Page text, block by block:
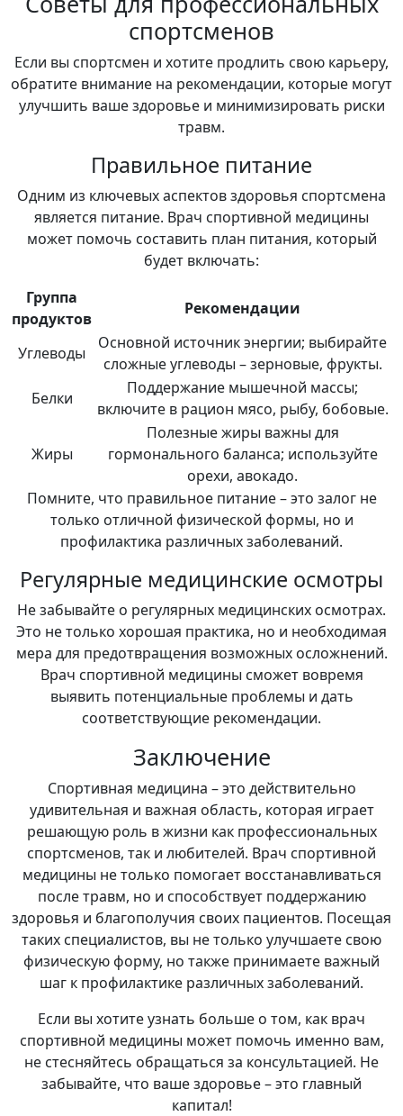
спортсменов
Если вы спортсмен и хотите продлить свою карьеру,
обратите внимание на рекомендации, которые могут
улучшить ваше здоровье и минимизировать риски
травм.
Правильное питание
Одним из ключевых аспектов здоровья спортсмена
является питание. Врач спортивной медицины
может помочь составить план питания, который
будет включать:
Группа
продуктов
Рекомендации
Углеводы
Основной источник энергии; выбирайте
сложные углеводы – зерновые, фрукты.
Белки
Поддержание мышечной массы;
включите в рацион мясо, рыбу, бобовые.
Жиры
Полезные жиры важны для
гормонального баланса; используйте
орехи, авокадо.
Помните, что правильное питание – это залог не
только отличной физической формы, но и
профилактика различных заболеваний.
Регулярные медицинские осмотры
Не забывайте о регулярных медицинских осмотрах.
Это не только хорошая практика, но и необходимая
мера для предотвращения возможных осложнений.
Врач спортивной медицины сможет вовремя
выявить потенциальные проблемы и дать
соответствующие рекомендации.
Заключение
Спортивная медицина – это действительно
удивительная и важная область, которая играет
решающую роль в жизни как профессиональных
спортсменов, так и любителей. Врач спортивной
медицины не только помогает восстанавливаться
после травм, но и способствует поддержанию
здоровья и благополучия своих пациентов. Посещая
таких специалистов, вы не только улучшаете свою
физическую форму, но также принимаете важный
шаг к профилактике различных заболеваний.
Если вы хотите узнать больше о том, как врач
спортивной медицины может помочь именно вам,
не стесняйтесь обращаться за консультацией. Не
забывайте, что ваше здоровье – это главный
капитал!